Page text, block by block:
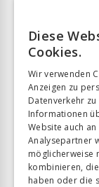
Diese
Cookies.
Wir verwenden
Anzeigen zu
Datenverkehr
Informationen
Website auch
Analysepartner
möglicherweise
kombinieren,
haben oder die